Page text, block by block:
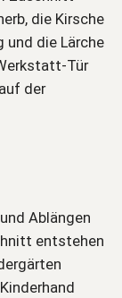
die Kirsche
und die Lärche
Tür
der
Ablängen
entstehen